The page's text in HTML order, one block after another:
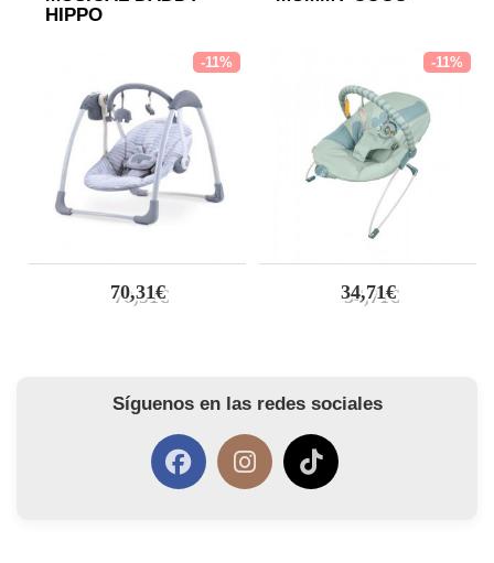
HIPPO
-11%
70,31€
-11%
34,71€
Síguenos en las redes sociales